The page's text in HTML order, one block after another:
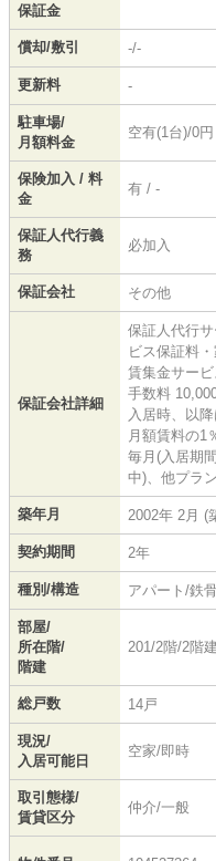
保証金
償却/敷引 -/-
更新料 -
駐車場/
月額料金
空有(1台)/0円
保険加入 / 料
金
有 / -
保証人代行義
務
必加入
保証会社 その他
保証会社詳細
保証人代行サ
ビス保証料・
賃集金サービ
手数料
入居時、以降
月額賃料の1
毎月(入居期間
中)、他プラ
築年月 2002年 2月 (
契約期間 2年
種別/構造 アパート/鉄
部屋/
所在階/
階建
201/2階/2階建
総戸数 14戸
現況/
入居可能日
空家/即時
取引態様/
賃貸区分
仲介/一般